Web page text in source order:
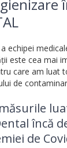
echipei
este cea mai
care am luat
de
încă
de